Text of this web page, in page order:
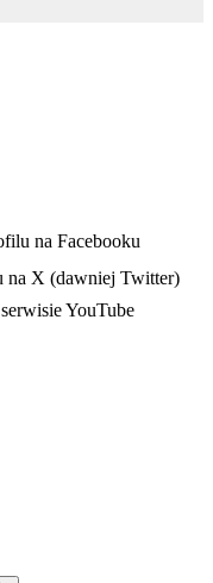
na Facebooku
na X (dawniej Twitter)
YouTube